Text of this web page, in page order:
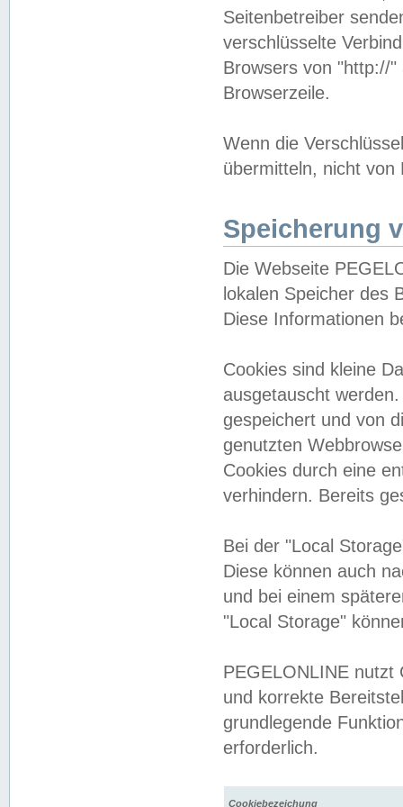
Seitenbetreiber
verschlüsselte
Browsers von "http://
Browserzeile.
Wenn die
übermitteln, nicht von
Speicherung
Die Webseite
lokalen Speicher des
Diese Informationen
Cookies sind kleine
ausgetauscht
gespeichert und von
genutzten
Cookies durch eine
verhindern. Bereits
Bei der "Local
Diese können auch
und bei einem
"Local Storage"
PEGELONLINE nutzt
und korrekte
grundlegende
erforderlich.
Cookiebezeichung